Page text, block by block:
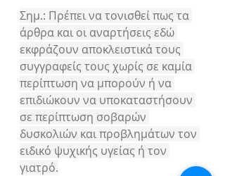
Σημ.: Πρέπει να τονισθεί πως τα
άρθρα και οι αναρτήσεις εδώ
εκφράζουν αποκλειστικά τους
συγγραφείς τους χωρίς σε καμία
περίπτωση να μπορούν ή να
επιδιώκουν να υποκαταστήσουν
σε περίπτωση σοβαρών
δυσκολιών και προβλημάτων τον
ειδικό ψυχικής υγείας ή τον
γιατρό.